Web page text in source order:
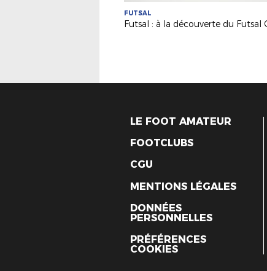
FUTSAL
LE FOOT AMATEUR
FOOTCLUBS
CGU
MENTIONS LÉGALES
DONNÉES
PERSONNELLES
PRÉFÉRENCES
COOKIES